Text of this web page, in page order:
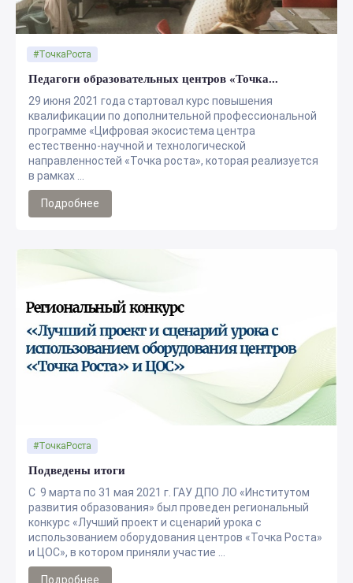
Педагоги образовательных центров «Точка...
29 июня 2021 года стартовал курс повышения
квалификации по дополнительной профессиональной
программе «Цифровая экосистема центра
естественно-научной и технологической
направленностей «Точка роста», которая реализуется
в рамках ...
#ТочкаРоста
Подробнее
Подведены итоги
С 9 марта по 31 мая 2021 г. ГАУ ДПО ЛО «Институтом
развития образования» был проведен региональный
конкурс «Лучший проект и сценарий урока с
использованием оборудования центров «Точка Роста»
и ЦОС», в котором приняли участие ...
#ТочкаРоста
Подробнее